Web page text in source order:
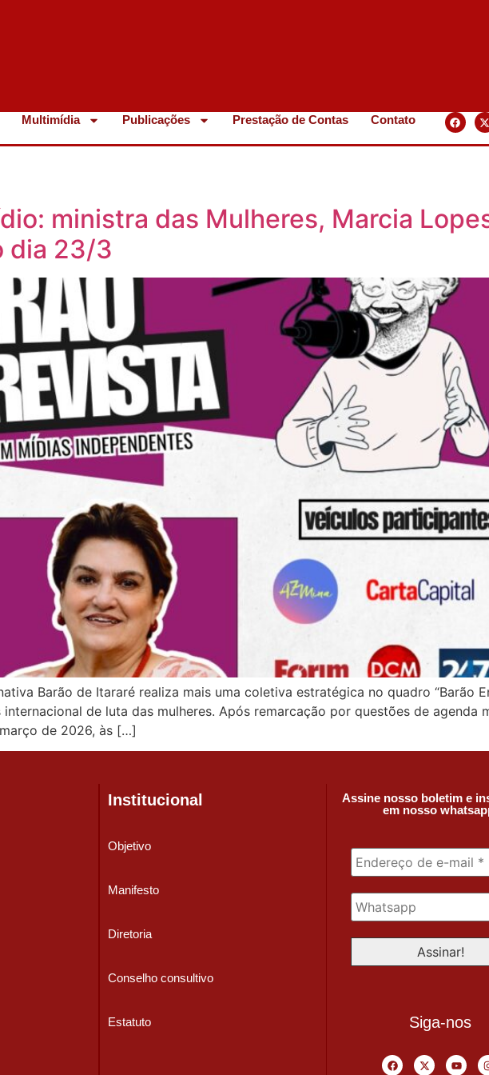
Multimídia Publicações Prestação de Contas Contato
ministra das Mulheres, Marcia
dia 23/3
Barão de Itararé realiza mais uma coletiva estratégica no quadro “Barão
de luta das mulheres. Após remarcação por questões de agenda
de 2026, às […]
Institucional
Objetivo
Manifesto
Diretoria
Conselho consultivo
Estatuto
Assine nosso boletim e
em nosso
Siga-nos